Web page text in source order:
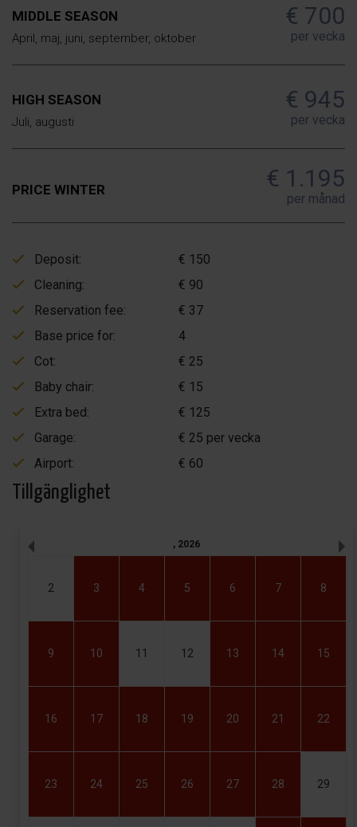
MIDDLE SEASON
April, maj, juni, september, oktober
€ 700
per vecka
HIGH SEASON
Juli, augusti
€ 945
per vecka
PRICE WINTER € 1.195
per månad
Deposit:
€ 150
Cleaning:
€ 90
Reservation fee:
€ 37
Base price for:
4
Cot:
€ 25
Baby chair:
€ 15
Extra bed:
€ 125
Garage:
€ 25 per vecka
Airport:
€ 60
Tillgänglighet
, 2026
2 3 4 5 6 7 8
9 10 11 12 13 14 15
16 17 18 19 20 21 22
23 24 25 26 27 28 29